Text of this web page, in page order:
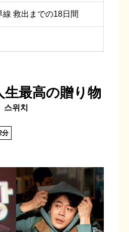
線 救出までの18日間
最高の贈り物
스위치
分